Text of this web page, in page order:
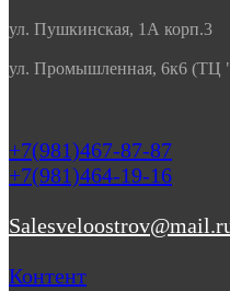
ул. Пушкинская, 1А корп.3
ул. Промышленная, 6к6 (ТЦ
+7(981)467-87-87
+7(981)464-19-16
Контент